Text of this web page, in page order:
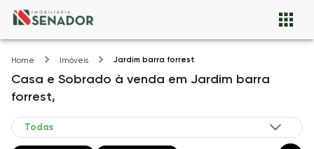
Home Imóveis Jardim barra forrest
Casa e Sobrado à venda em Jardim barra
forrest,